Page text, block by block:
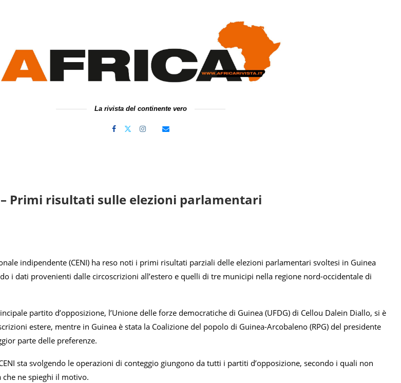
La rivista del continente vero
– Primi risultati sulle elezioni parlamentari
indipendente (CENI) ha reso noti i primi risultati parziali delle elezioni parlamentari svoltesi in Guinea
i dati provenienti dalle circoscrizioni all’estero e quelli di tre municipi nella regione nord-occidentale di
partito d’opposizione, l’Unione delle forze democratiche di Guinea (UFDG) di Cellou Dalein Diallo, si è
estere, mentre in Guinea è stata la Coalizione del popolo di Guinea-Arcobaleno (RPG) del presidente
parte delle preferenze.
sta svolgendo le operazioni di conteggio giungono da tutti i partiti d’opposizione, secondo i quali non
ne spieghi il motivo.